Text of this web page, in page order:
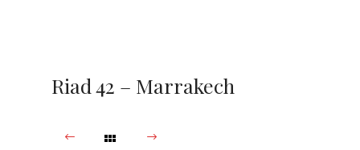
Riad 42 – Marrakech